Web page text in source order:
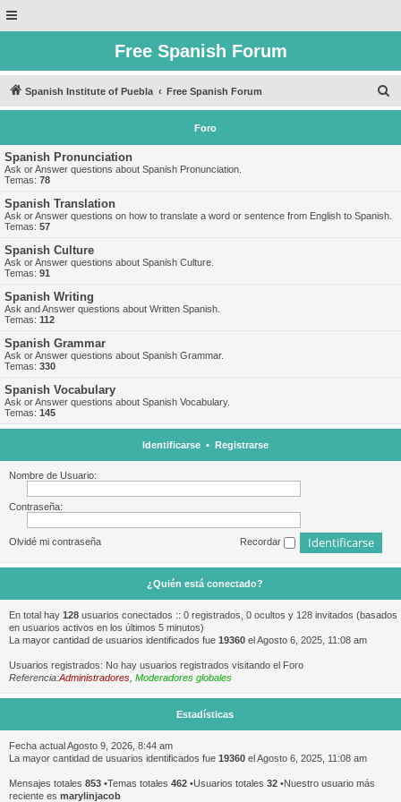
Free Spanish Forum
Spanish Institute of Puebla Free Spanish Forum
u
Foro
Spanish Pronunciation
Ask or Answer questions about Spanish Pronunciation.
Temas: 78
Spanish Translation
Ask or Answer questions on how to translate a word or sentence from English to Spanish.
Temas: 57
Spanish Culture
Ask or Answer questions about Spanish Culture.
Temas: 91
Spanish Writing
Ask and Answer questions about Written Spanish.
Temas: 112
Spanish Grammar
Ask or Answer questions about Spanish Grammar.
Temas: 330
Spanish Vocabulary
Ask or Answer questions about Spanish Vocabulary.
Temas: 145
Identificarse• Registrarse
Nombre de Usuario:
Contraseña:
Olvidé mi contraseña Recordar
¿Quién está conectado?
En total hay 128 usuarios conectados :: 0 registrados, 0 ocultos y 128 invitados (basados
en usuarios activos en los últimos 5 minutos)
La mayor cantidad de usuarios identificados fue 19360 el Agosto 6, 2025, 11:08 am
Usuarios registrados: No hay usuarios registrados visitando el Foro
Referencia:Administradores Moderadores globales
Estadísticas
Fecha actual Agosto 9, 2026, 8:44 am
La mayor cantidad de usuarios identificados fue 19360 el Agosto 6, 2025, 11:08 am
Mensajes totales 853 •Temas totales 462 •Usuarios totales 32 •Nuestro usuario más
reciente es marylinjacob